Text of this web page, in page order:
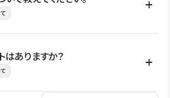
にくい状態で運用できます。 さらにコン
を与えずに更新作業を進めやすくなりま
やサービスを安全に利用できるよう、通信
アクセス管理、脆弱性対策など、複数の観
はありますか？